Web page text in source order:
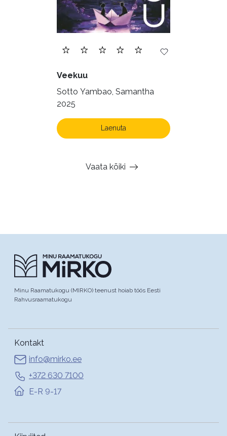
Veekuu
Sotto Yambao, Samantha
2025
Laenuta
Vaata kõiki
Minu Raamatukogu (MIRKO) teenust hoiab töös Eesti
Rahvusraamatukogu
Kontakt
info@mirko.ee
+372 630 7100
E-R 9-17